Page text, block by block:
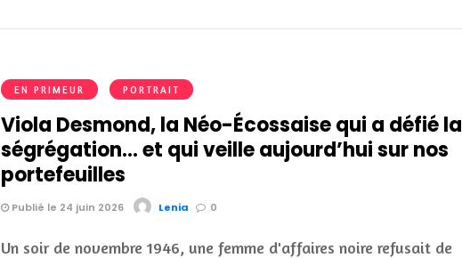
EN PRIMEUR PORTRAIT
Viola Desmond, la Néo-Écossaise qui a défié la
ségrégation… et qui veille aujourd’hui sur nos
portefeuilles
Publié le 24 juin 2026 Lenia 0
Un soir de novembre 1946, une femme d'affaires noire refusait de